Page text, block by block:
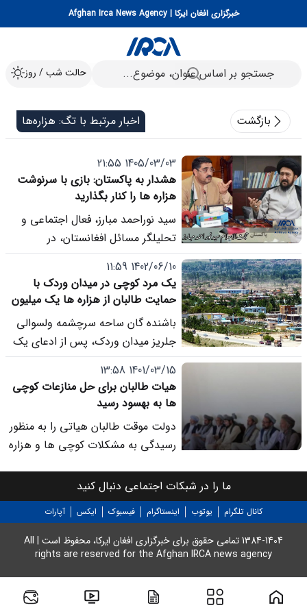
خبرگزاری افغان ایرکا | Afghan Irca News Agency
حالت شب / روز
بازگشت اخبار مرتبط با تگ: هزاره‌ها
1405/03/03 21:55
هشدار به پاکستان: بازی با سرنوشت
هزاره ها را کنار بگذارید
سید نوراحمد مبارز، فعال اجتماعی و
تحلیلگر مسائل افغانستان، در
یادداشتی به اظهارات اخیر انورالحق
کاکر، نخست وزیر پیشین پاکستان،
واکنش نشان داد. کاکر، عبدالرحمان
خان (دیکتاتور پیشین پاکستان) را با
هیتلر مقایسه کرده و جنایات او علیه
هزاره ها را مشابه جنایات علیه
یهودیان دانسته بود. مبارز ضمن تأیید
تلخ و دردناک بودن این واقعیت
تاریخی، پرسش های جدی درباره زمان
بندی این اظهارات مطرح کرده است
1402/06/10 11:59
یک مرد کوچی در میدان وردک با
حمایت طالبان از هزاره ها یک میلیون
و 750 هزار افغانی غرامت گرفت
باشنده گان ساحه سرچشمه ولسوالی
جلریز میدان وردک، پس از ادعای یک
مرد کوچی، از سوی طالبان مکلف به
پرداخت صدها هزار افغانی شده اند.
1401/03/15 13:58
هیات طالبان برای حل منازعات کوچی
ها به بهسود رسید
دولت موقت طالبان هیاتی را به منظور
رسیدگی به مشکلات کوچی ها و هزاره
وردک فرستاده است.
ما را در شبکات اجتماعی دنبال کنید
کانال تلگرام یوتوب اینستاگرام فیسبوک ایکس آپارات
1384-1404 تمامی حقوق برای خبرگزاری افغان ایرکا، محفوظ است | All
rights are reserved for the Afghan IRCA news agency